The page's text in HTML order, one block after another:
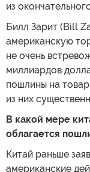
из
Билл Зарит (Bill
американскую
не очень
миллиардов
пошлины на
из них
В какой мере
облагается
Китай раньше
американские